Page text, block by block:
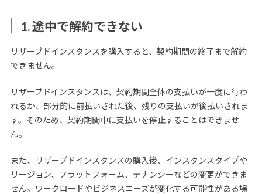
1. 途中で解約できない
リザーブドインスタンスを購入すると、契約期間の終了まで解約
できません。
リザーブドインスタンスは、契約期間全体の支払いが一度に行わ
れるか、部分的に前払いされた後、残りの支払いが後払いされま
す。そのため、契約期間中に支払いを停止することはできませ
ん。
また、リザーブドインスタンスの購入後、インスタンスタイプや
リージョン、プラットフォーム、テナンシーなどの変更ができま
せん。ワークロードやビジネスニーズが変化する可能性がある場